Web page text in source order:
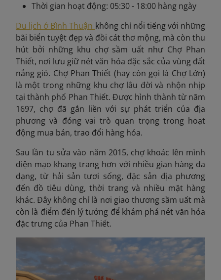
Thời gian hoạt động: 05:30 - 18:00 hàng ngày
Du lịch ở Bình Thuận không chỉ nổi tiếng với những
bãi biển tuyệt đẹp và đồi cát thơ mộng, mà còn thu
hút bởi những khu chợ sầm uất như Chợ Phan
Thiết, nơi lưu giữ nét văn hóa đặc sắc của vùng đất
nắng gió. Chợ Phan Thiết (hay còn gọi là Chợ Lớn)
là một trong những khu chợ lâu đời và nhộn nhịp
tại thành phố Phan Thiết. Được hình thành từ năm
1697, chợ đã gắn liền với sự phát triển của địa
phương và đóng vai trò quan trọng trong hoạt
động mua bán, trao đổi hàng hóa.
Sau lần tu sửa vào năm 2015, chợ khoác lên mình
diện mạo khang trang hơn với nhiều gian hàng đa
dạng, từ hải sản tươi sống, đặc sản địa phương
đến đồ tiêu dùng, thời trang và nhiều mặt hàng
khác. Đây không chỉ là nơi giao thương sầm uất mà
còn là điểm đến lý tưởng để khám phá nét văn hóa
đặc trưng của Phan Thiết.